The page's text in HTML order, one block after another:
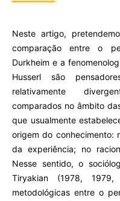
Neste artigo,
comparação entre o
Durkheim e a
Husserl são
relativamente
comparados no âmbito
que usualmente
origem do conhecimento:
da experiência; no
Nesse sentido, o
Tiryakian (1978, 1979,
metodológicas entre o